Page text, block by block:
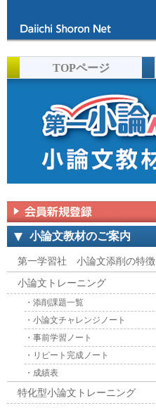
TOPページ
小論文教材のご案内
第一学習社 小論文添削の特徴
小論文トレーニング
・添削課題一覧
・小論文チャレンジノート
・事前学習ノート
・リピート完成ノート
・成績表
特化型小論文トレーニング